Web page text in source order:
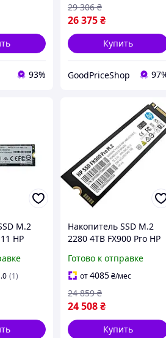
93%
26 375₴
29 306 ₴
Купить
GoodPriceShop
M.2
HP
(1)
Накопитель SSD M.2
2280 4TB FX900 Pro HP
Готово к отправке
от4085₴/мес
24 508₴
24 859 ₴
Купить